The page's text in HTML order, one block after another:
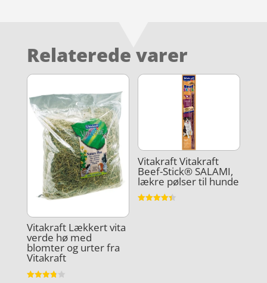
Relaterede varer
Vitakraft Lækkert vita
verde hø med
blomter og urter fra
Vitakraft
Vitakraft Vitakraft
Beef-Stick® SALAMI,
lækre pølser til hunde